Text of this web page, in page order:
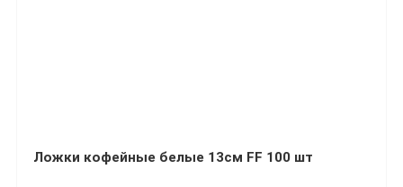
Ложки кофейные белые 13см FF 100 шт